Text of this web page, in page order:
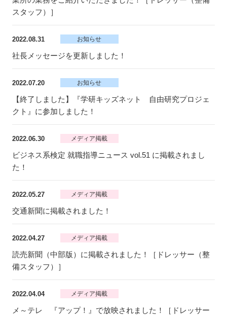
スタッフ）］
2022.08.31 お知らせ
社長メッセージを更新しました！
2022.07.20 お知らせ
【終了しました】『学研キッズネット 自由研究プロジェ
クト』に参加しました！
2022.06.30 メディア掲載
ビジネス系検定 就職指導ニュース vol.51 に掲載されまし
た！
2022.05.27 メディア掲載
交通新聞に掲載されました！
2022.04.27 メディア掲載
読売新聞（中部版）に掲載されました！［ドレッサー（整
備スタッフ）］
2022.04.04 メディア掲載
メ～テレ 『アップ！』で放映されました！［ドレッサー